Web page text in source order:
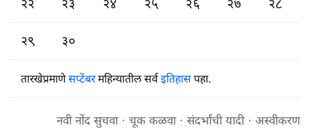
२२ २३ २४ २५ २६ २७ २८
२९ ३०
तारखेप्रमाणेसप्टेंबरमहिन्यातील सर्वइतिहास पहा.
नवी नोंद सुचवा· चूक कळवा· संदर्भांची यादी· अस्वीकरण